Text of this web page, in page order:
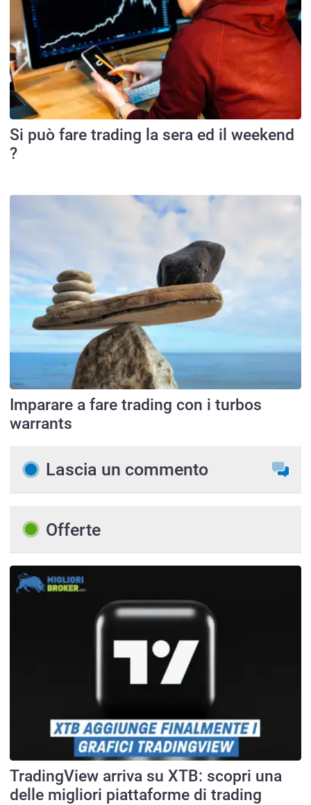
Si può fare trading la sera ed il weekend
?
Imparare a fare trading con i turbos
warrants
Lascia un commento
Offerte
TradingView arriva su XTB: scopri una
delle migliori piattaforme di trading